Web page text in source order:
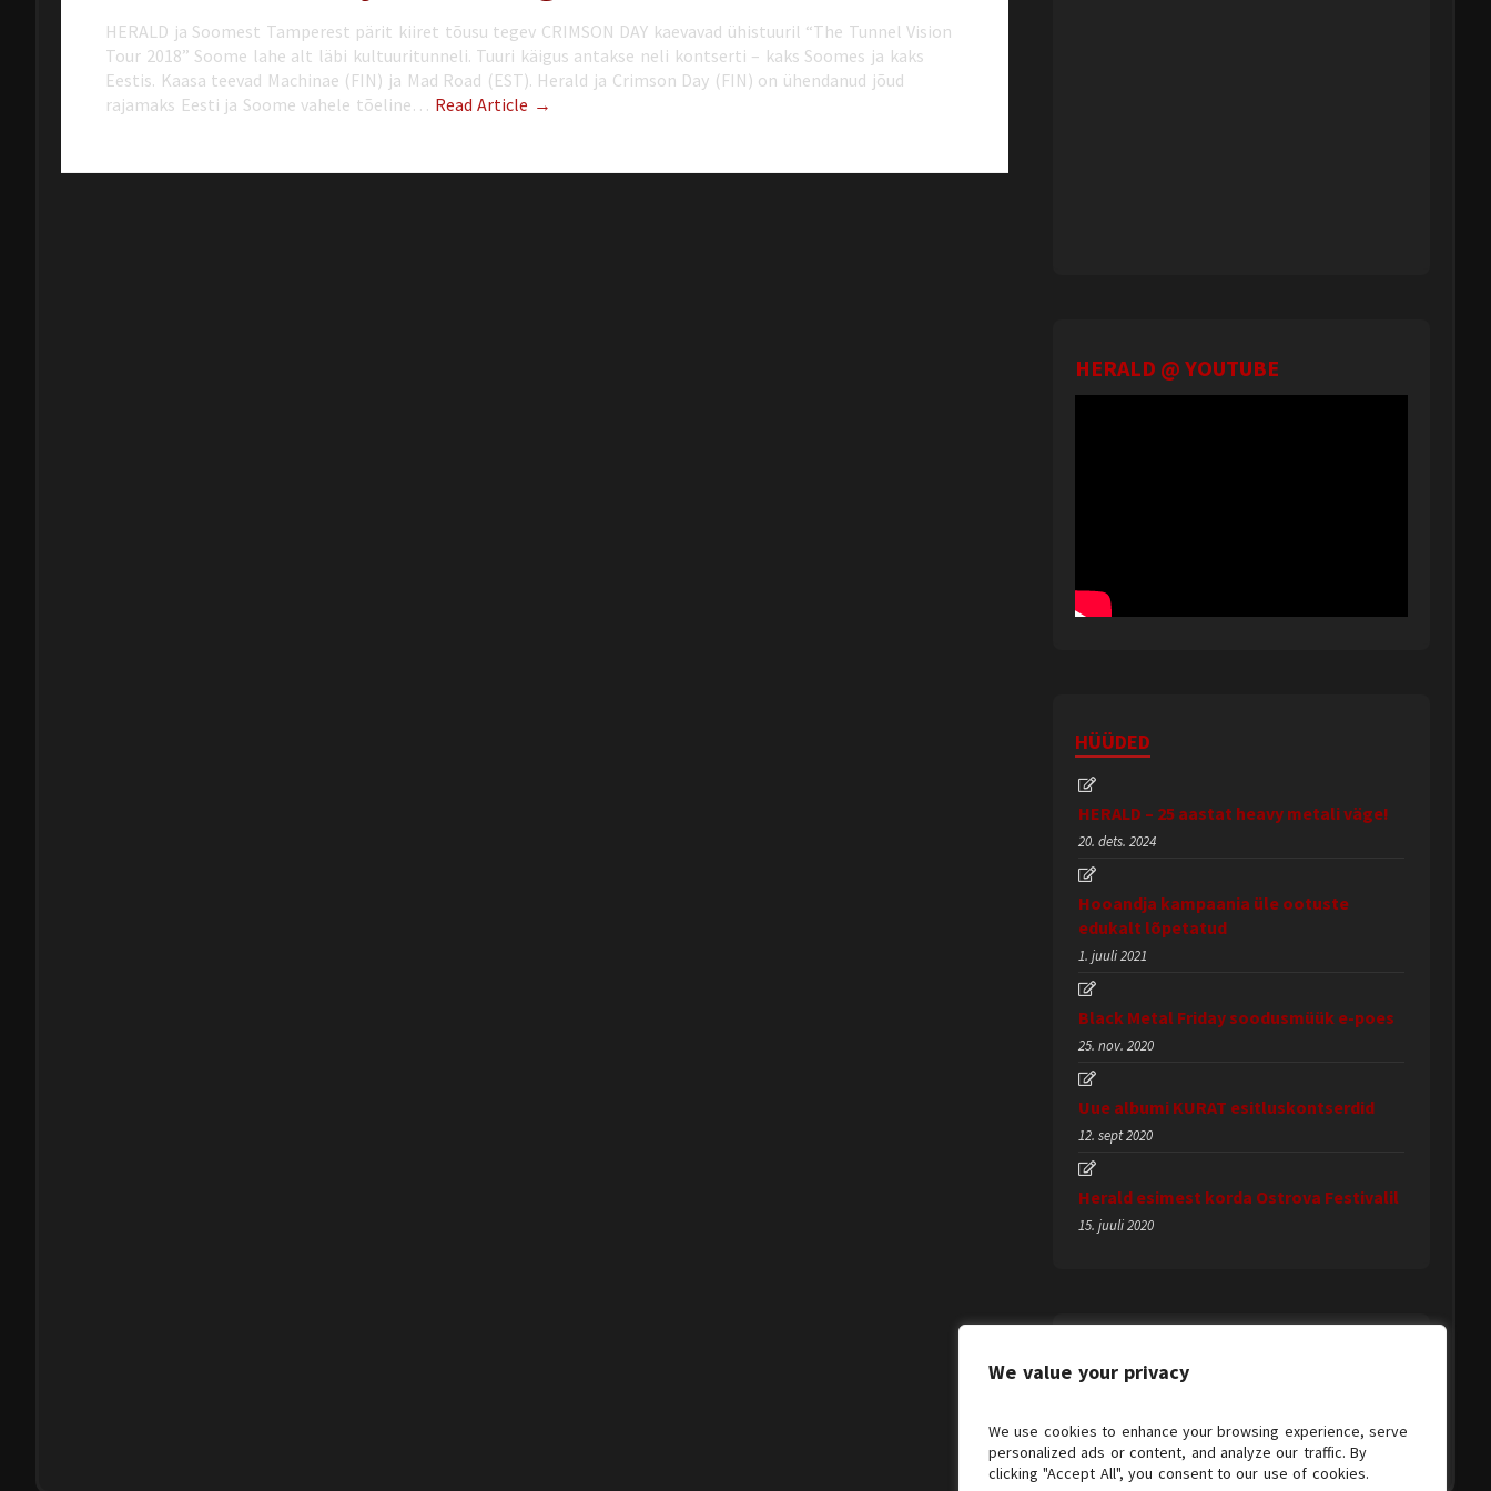
We value your privacy
We use cookies to enhance your browsing experience, serve
personalized ads or content, and analyze our traffic. By
clicking "Accept All", you consent to our use of cookies.
HERALD ja Soomest Tamperest pärit kiiret tõusu tegev CRIMSON DAY kaevavad ühistuuril “The Tunnel Vision
Tour 2018” Soome lahe alt läbi kultuuritunneli. Tuuri käigus antakse neli kontserti – kaks Soomes ja kaks
Eestis. Kaasa teevad Machinae (FIN) ja Mad Road (EST). Herald ja Crimson Day (FIN) on ühendanud jõud
rajamaks Eesti ja Soome vahele tõeline… Read Article →
HERALD @ YOUTUBE
HÜÜDED
HERALD – 25 aastat heavy metali väge!
20. dets. 2024
Hooandja kampaania üle ootuste
edukalt lõpetatud
1. juuli 2021
Black Metal Friday soodusmüük e-poes
25. nov. 2020
Uue albumi KURAT esitluskontserdid
12. sept 2020
Herald esimest korda Ostrova Festivalil
15. juuli 2020